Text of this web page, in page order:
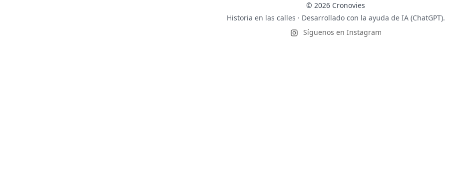
© 2026 Cronovies
Historia en las calles · Desarrollado con la ayuda de IA (ChatGPT).
Síguenos en Instagram